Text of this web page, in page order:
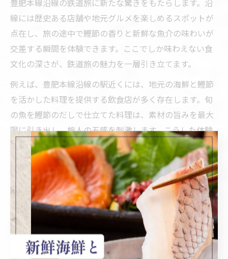
線には歴史ある店舗や地元グルメを楽しめるスポットが
点在し、旅の途中で鰹節の香りと新鮮な魚介の味わいが
交差する瞬間を体験できます。ここでしか味わえない食
文化の深さが、鉄道旅の魅力を一層引き立てます。
例えば、豊肥本線沿線の駅近くには、地元の海鮮と鰹節
を活かした料理を提供する飲食店が多く存在します。旬
の魚を鰹節のだしで仕立てた料理は、素材の旨みを最大
限に引き出し、旅人の五感を刺激します。こうした体験
は、単なる移動手段としての鉄道旅を、食を通じた発見
の旅へと昇華させてくれます。
鰹節とJR豊肥本線で味わう海鮮グルメの魅力
鰹節は、海鮮の味を引き立てるうえで欠かせない存在で
す。JR豊肥本線沿線では、熊本や阿蘇の自然が育んだ新
鮮な魚介と、香り高い鰹節を組み合わせたグルメが多数
用意されています。特に、地元で親しまれてきた伝統料